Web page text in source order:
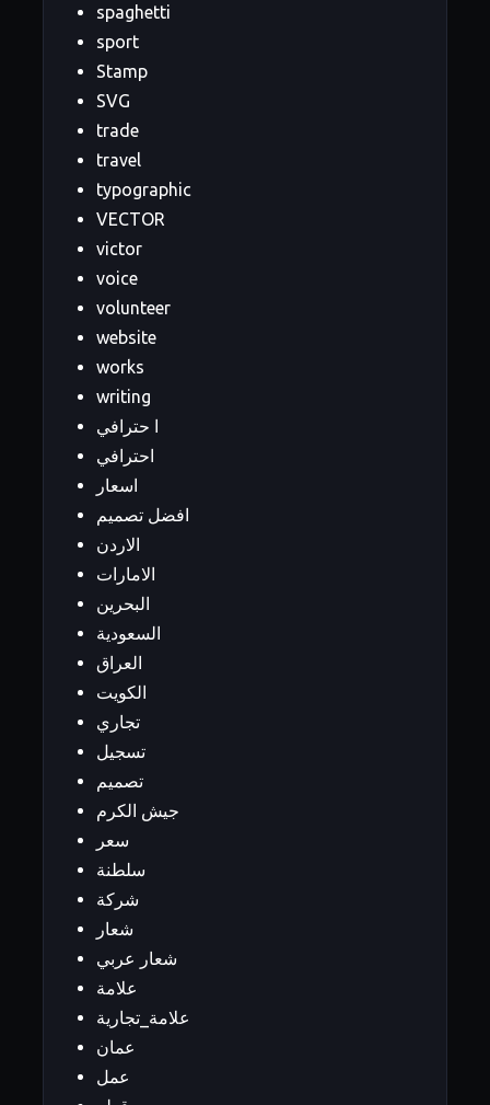
spaghetti
sport
Stamp
SVG
trade
travel
typographic
VECTOR
victor
voice
volunteer
website
works
writing
ا حترافي
احترافي
اسعار
افضل تصميم
الاردن
الامارات
البحرين
السعودية
العراق
الكويت
تجاري
تسجيل
تصميم
جيش الكرم
سعر
سلطنة
شركة
شعار
شعار عربي
علامة
علامة_تجارية
عمان
عمل